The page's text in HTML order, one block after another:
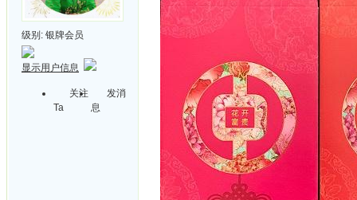
级别: 银牌会员
显示用户信息
关注
Ta
发消
息